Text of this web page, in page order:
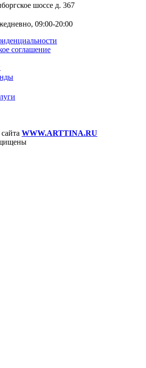
шоссе д. 367
09:00-20:00
соглашение
WWW.ARTTINA.RU